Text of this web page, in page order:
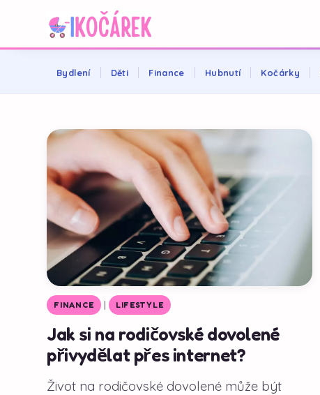
Bydlení Děti Finance Hubnutí Kočárky
Jak si na rodičovské dovolené
přivydělat přes internet?
Život na rodičovské dovolené může být
FINANCE | LIFESTYLE